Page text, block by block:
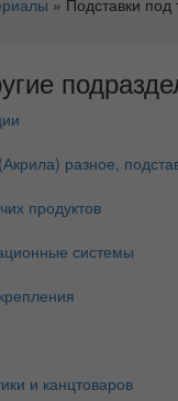
» Подставки
разное,
продуктов
системы
и канцтоваров